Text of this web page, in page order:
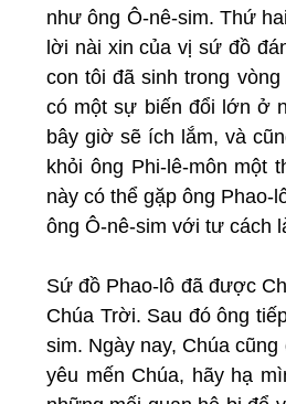
như ông Ô-nê-sim. Thứ
lời nài xin của vị sứ đồ
con tôi đã sinh trong
có một sự biến đổi lớn ở
bây giờ sẽ ích lắm, và
khỏi ông Phi-lê-môn một
này có thể gặp ông Phao-
ông Ô-nê-sim với tư cách
Sứ đồ Phao-lô đã được
Chúa Trời. Sau đó ông
sim. Ngày nay, Chúa
yêu mến Chúa, hãy hạ